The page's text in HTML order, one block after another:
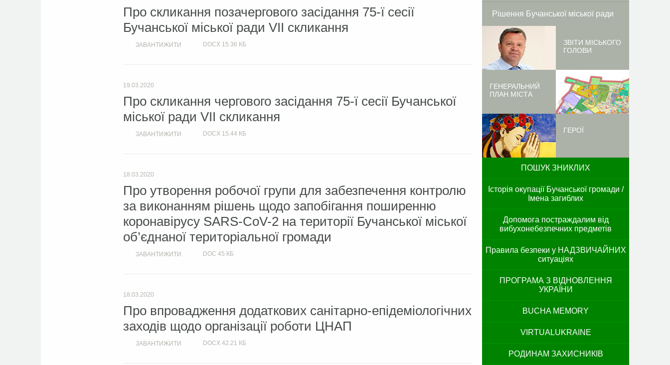
Про скликання позачергового засідання 75-ї сесії
Бучанської міської ради VII скликання
ЗАВАНТИЖИТИ DOCX 15.36 КБ
19.03.2020
Про скликання чергового засідання 75-ї сесії Бучанської
міської ради VII скликання
ЗАВАНТИЖИТИ DOCX 15.44 КБ
18.03.2020
Про утворення робочої групи для забезпечення контролю
за виконанням рішень щодо запобігання поширенню
коронавірусу SARS-CoV-2 на території Бучанської міської
об’єднаної територіальної громади
ЗАВАНТИЖИТИ DOC 45 КБ
18.03.2020
Про впровадження додаткових санітарно-епідеміологічних
заходів щодо організації роботи ЦНАП
ЗАВАНТИЖИТИ DOCX 42.21 КБ
Рішення Бучанської міської ради
ЗВІТИ МІСЬКОГО
ГОЛОВИ
ГЕНЕРАЛЬНИЙ
ПЛАН МІСТА
ГЕРОЇ
ПОШУК ЗНИКЛИХ
Історія окупації Бучанської громади /
Імена загиблих
Допомога постраждалим від
вибухонебезпечних предметів
Правила безпеки у НАДЗВИЧАЙНИХ
ситуаціях
ПРОГРАМА З ВІДНОВЛЕННЯ
УКРАЇНИ
BUCHA MEMORY
VIRTUALUKRAINE
РОДИНАМ ЗАХИСНИКІВ